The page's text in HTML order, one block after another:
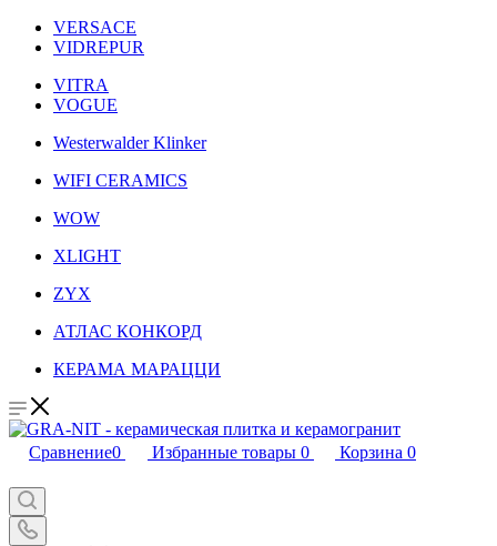
VERSACE
VIDREPUR
VITRA
VOGUE
Westerwalder Klinker
WIFI CERAMICS
WOW
XLIGHT
ZYX
АТЛАС КОНКОРД
КЕРАМА МАРАЦЦИ
Сравнение0 Избранные товары 0 Корзина 0